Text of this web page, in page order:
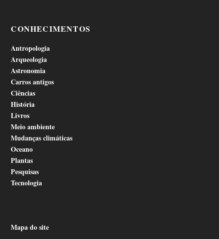
CONHECIMENTOS
Antropologia
Arqueologia
Astronomia
Carros antigos
Ciências
História
Livros
Meio ambiente
Mudanças climáticas
Oceano
Plantas
Pesquisas
Tecnologia
Mapa do site